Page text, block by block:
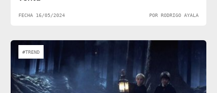
FECHA 16/05/2024 POR RODRIGO AYALA
#TREND